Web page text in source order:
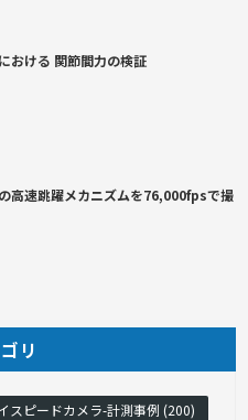
おける 関節間力の検証
高速跳躍メカニズムを76,000fpsで撮
リ
スピードカメラ-計測事例 (200)